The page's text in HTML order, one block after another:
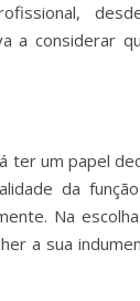
a considerar
ter um papel
da
Na
a sua